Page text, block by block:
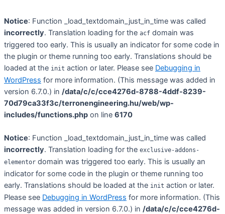
Notice: Function _load_textdomain_just_in_time was called
incorrectly. Translation loading for the acf domain was
triggered too early. This is usually an indicator for some code in
the plugin or theme running too early. Translations should be
loaded at the init action or later. Please see Debugging in
WordPress for more information. (This message was added in
version 6.7.0.) in /data/c/c/cce4276d-8788-4ddf-8239-
70d79ca33f3c/terronengineering.hu/web/wp-
includes/functions.php on line 6170
Notice: Function _load_textdomain_just_in_time was called
incorrectly. Translation loading for the exclusive-addons-
elementor domain was triggered too early. This is usually an
indicator for some code in the plugin or theme running too
early. Translations should be loaded at the init action or later.
Please see Debugging in WordPress for more information. (This
message was added in version 6.7.0.) in /data/c/c/cce4276d-